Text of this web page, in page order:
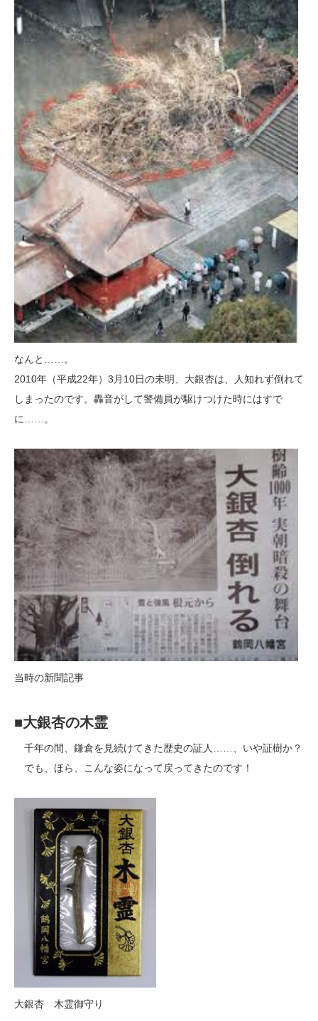
なんと……。
2010年（平成22年）3月10日の未明、大銀杏は、人知れず倒れて
しまったのです。轟音がして警備員が駆けつけた時にはすで
に……。
当時の新聞記事
■大銀杏の木霊
千年の間、鎌倉を見続けてきた歴史の証人……、いや証樹か？
でも、ほら、こんな姿になって戻ってきたのです！
大銀杏 木霊御守り